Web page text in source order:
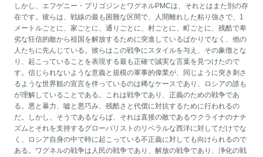
しかし、エフゲニー・プリゴジンとワグネルPMCは、それとはまた別の存
在です。彼らは、戦線の最も困難な区間で、人間離れした粘り強さで、1
メートルごとに、家ごとに、通りごとに、村ごとに、町ごとに、残酷で卑
劣な狂信的敵から祖国を解放するために突進しているばかりでなく、他の
人たちに先んじている。彼らはこの戦争にスタイルを与え、その象徴とな
り、起こっていることを表現する最も正確で誠実な言葉を見つけたので
す。信じられないような意義と規模の軍事的偉業が、同じように突き刺さ
るような世界観の宣言を伴っているのは稀なケースであり、ロシアの誰も
が理解していることである。これは戦争であり、正義のための戦争であ
る。悪と暴力、嘘と悪巧み、残酷さと代償に対抗するために行われるの
だ。しかし、そうであるならば、それは直接の敵であるウクライナのナチ
ズムとそれを支持するグローバリストのリベラルな西洋に対してだけでな
く、ロシア自身の中で時に起こっている不正義に対しても向けられるので
ある。ワグネルの戦争は人民の戦争であり、解放の戦争であり、浄化の戦